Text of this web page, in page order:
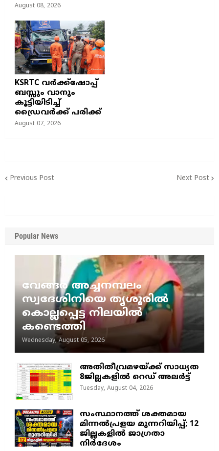
August 08, 2026
KSRTC വർക്ക്ഷോപ്പ്
ബസ്സും വാനും
കൂട്ടിയിടിച്ച്
ഡ്രൈവർക്ക് പരിക്ക്
August 07, 2026
Previous Post Next Post
Popular News
വേങ്ങര അച്ചനമ്പലം
സ്വദേശിനിയെ തൃശൂരിൽ
കൊല്ലപ്പെട്ട നിലയിൽ
കണ്ടെത്തി
Wednesday, August 05, 2026
അതിതീവ്രമഴയ്ക്ക് സാധ്യത
8ജില്ലകളിൽ റെഡ് അലർട്ട്
Tuesday, August 04, 2026
സംസ്ഥാനത്ത് ശക്തമായ
മിന്നൽപ്രളയ മുന്നറിയിപ്പ്; 12
ജില്ലകളിൽ ജാഗ്രതാ
നിർദേശം